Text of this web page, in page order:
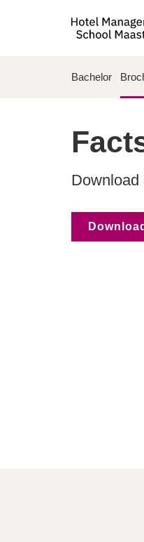
Bachelor
Download